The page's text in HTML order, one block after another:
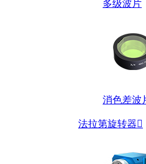
多级波片
消色差波
法拉第旋转器